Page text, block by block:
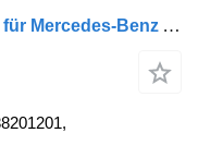
Mercedes-Benz A Deckenleuchte für Mercedes-Benz Actors Sattelzugmaschine